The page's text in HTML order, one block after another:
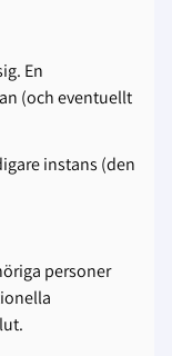
En
(och eventuellt
instans (den
personer